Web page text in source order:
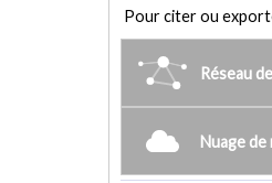
Pour citer ou
Réseau
Nuage